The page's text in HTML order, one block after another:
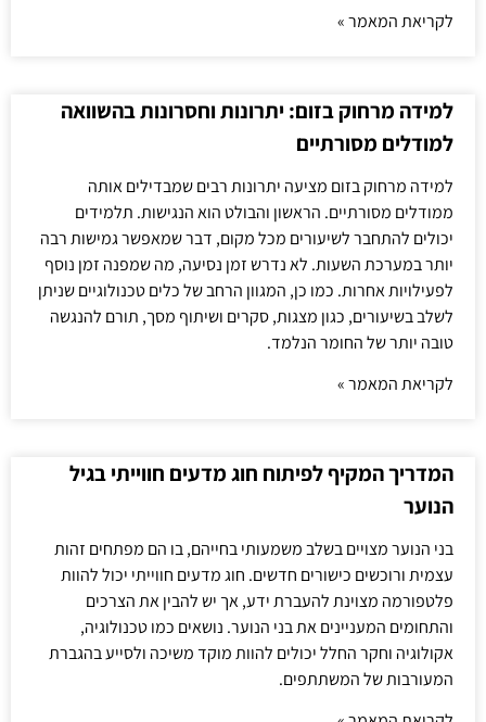
לקריאת המאמר »
למידה מרחוק בזום: יתרונות וחסרונות בהשוואה
למודלים מסורתיים
למידה מרחוק בזום מציעה יתרונות רבים שמבדילים אותה
ממודלים מסורתיים. הראשון והבולט הוא הנגישות. תלמידים
יכולים להתחבר לשיעורים מכל מקום, דבר שמאפשר גמישות רבה
יותר במערכת השעות. לא נדרש זמן נסיעה, מה שמפנה זמן נוסף
לפעילויות אחרות. כמו כן, המגוון הרחב של כלים טכנולוגיים שניתן
לשלב בשיעורים, כגון מצגות, סקרים ושיתוף מסך, תורם להנגשה
טובה יותר של החומר הנלמד.
לקריאת המאמר »
המדריך המקיף לפיתוח חוג מדעים חווייתי בגיל
הנוער
בני הנוער מצויים בשלב משמעותי בחייהם, בו הם מפתחים זהות
עצמית ורוכשים כישורים חדשים. חוג מדעים חווייתי יכול להוות
פלטפורמה מצוינת להעברת ידע, אך יש להבין את הצרכים
והתחומים המעניינים את בני הנוער. נושאים כמו טכנולוגיה,
אקולוגיה וחקר החלל יכולים להוות מוקד משיכה ולסייע בהגברת
המעורבות של המשתתפים.